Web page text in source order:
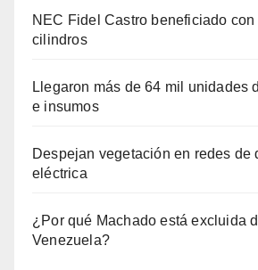
NEC Fidel Castro beneficiado con
cilindros
Llegaron más de 64 mil unidades
e insumos
Despejan vegetación en redes de
eléctrica
¿Por qué Machado está excluida
Venezuela?